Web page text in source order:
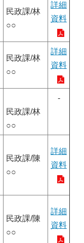
民政課/林
○○
詳細
資料
民政課/林
○○
詳細
資料
民政課/林
○○
-
民政課/陳
○○
詳細
資料
民政課/陳
○○
詳細
資料